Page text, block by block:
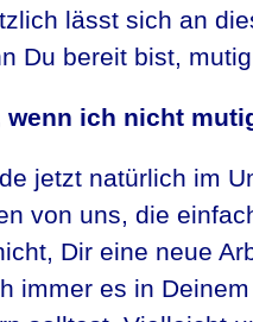
lässt sich an
Du bereit bist,
wenn ich nicht
jetzt natürlich im
von uns, die
Dir eine neue
immer es in